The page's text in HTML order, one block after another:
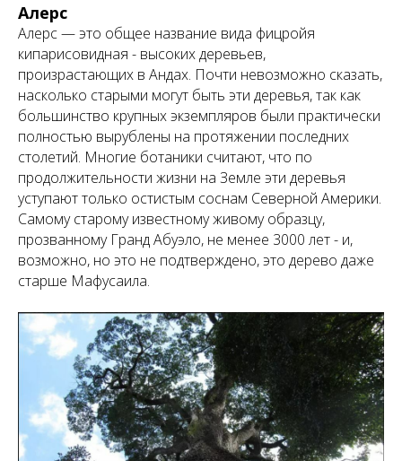
Алерс
Алерс — это общее название вида фицройя
кипарисовидная - высоких деревьев,
произрастающих в Андах. Почти невозможно сказать,
насколько старыми могут быть эти деревья, так как
большинство крупных экземпляров были практически
полностью вырублены на протяжении последних
столетий. Многие ботаники считают, что по
продолжительности жизни на Земле эти деревья
уступают только остистым соснам Северной Америки.
Самому старому известному живому образцу,
прозванному Гранд Абуэло, не менее 3000 лет - и,
возможно, но это не подтверждено, это дерево даже
старше Мафусаила.